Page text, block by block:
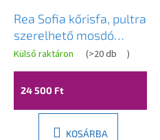
Rea Sofia kőrisfa, pultra
szerelhető mosdó
41x34,5x15 cm,
kőutánzat, REA-U6362
Külső raktáron (>20 db )
24 500 Ft
KOSÁRBA